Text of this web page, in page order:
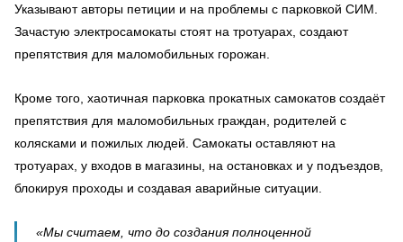
Указывают авторы петиции и на проблемы с парковкой СИМ.
Зачастую электросамокаты стоят на тротуарах, создают
препятствия для маломобильных горожан.
Кроме того, хаотичная парковка прокатных самокатов создаёт
препятствия для маломобильных граждан, родителей с
колясками и пожилых людей. Самокаты оставляют на
тротуарах, у входов в магазины, на остановках и у подъездов,
блокируя проходы и создавая аварийные ситуации.
«Мы считаем, что до создания полноценной